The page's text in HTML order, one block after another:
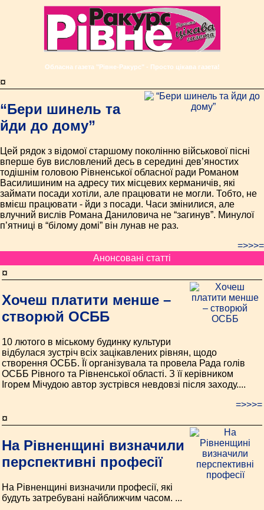
Обласна газета "Рівне-Ракурс" - Просто цікава газета!
¤
“Бери шинель та
йди до дому”
Цей рядок з відомої старшому поколінню військової пісні
вперше був висловлений десь в середині дев’яностих
тодішнім головою Рівненської обласної ради Романом
Василишиним на адресу тих місцевих керманичів, які
займати посади хотіли, але працювати не могли. Тобто, не
вмієш працювати - йди з посади. Часи змінилися, але
влучний вислів Романа Даниловича не “загинув”. Минулої
п’ятниці в “білому домі” він лунав не раз.
=>>>=
Анонсовані статті
¤
Хочеш платити менше –
створюй ОСББ
10 лютого в міському будинку культури
відбулася зустріч всіх зацікавлених рівнян, щодо
створення ОСББ. Її організувала та провела Рада голів
ОСББ Рівного та Рівненської області. З її керівником
Ігорем Мічудою автор зустрівся невдовзі після заходу....
=>>>=
¤
На Рівненщині визначили
перспективні професії
На Рівненщині визначили професії, які
будуть затребувані найближчим часом. ...